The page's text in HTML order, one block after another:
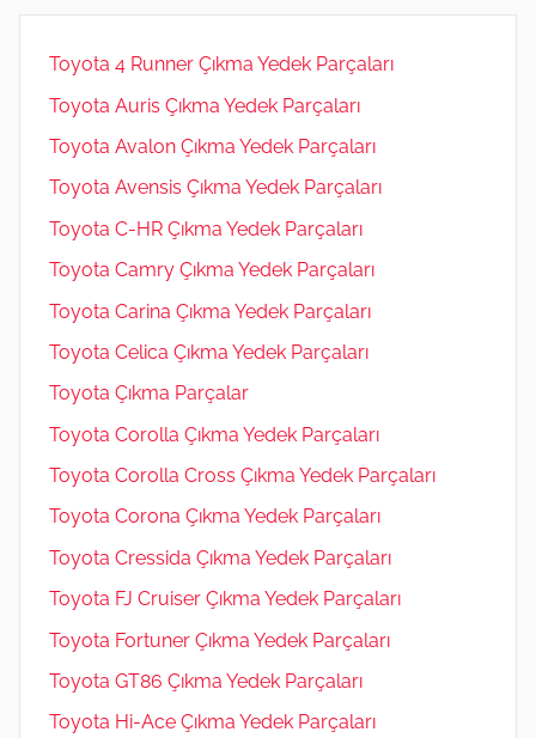
Toyota 4 Runner Çıkma Yedek Parçaları
Toyota Auris Çıkma Yedek Parçaları
Toyota Avalon Çıkma Yedek Parçaları
Toyota Avensis Çıkma Yedek Parçaları
Toyota C-HR Çıkma Yedek Parçaları
Toyota Camry Çıkma Yedek Parçaları
Toyota Carina Çıkma Yedek Parçaları
Toyota Celica Çıkma Yedek Parçaları
Toyota Çıkma Parçalar
Toyota Corolla Çıkma Yedek Parçaları
Toyota Corolla Cross Çıkma Yedek Parçaları
Toyota Corona Çıkma Yedek Parçaları
Toyota Cressida Çıkma Yedek Parçaları
Toyota FJ Cruiser Çıkma Yedek Parçaları
Toyota Fortuner Çıkma Yedek Parçaları
Toyota GT86 Çıkma Yedek Parçaları
Toyota Hi-Ace Çıkma Yedek Parçaları